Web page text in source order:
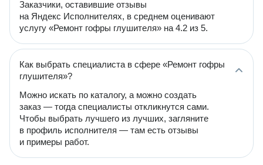
Заказчики, оставившие отзывы
на Яндекс Исполнителях, в среднем оценивают
услугу «Ремонт гофры глушителя» на 4.2 из 5.
Как выбрать специалиста в сфере «Ремонт гофры
глушителя»?
Можно искать по каталогу, а можно создать
заказ — тогда специалисты откликнутся сами.
Чтобы выбрать лучшего из лучших, загляните
в профиль исполнителя — там есть отзывы
и примеры работ.